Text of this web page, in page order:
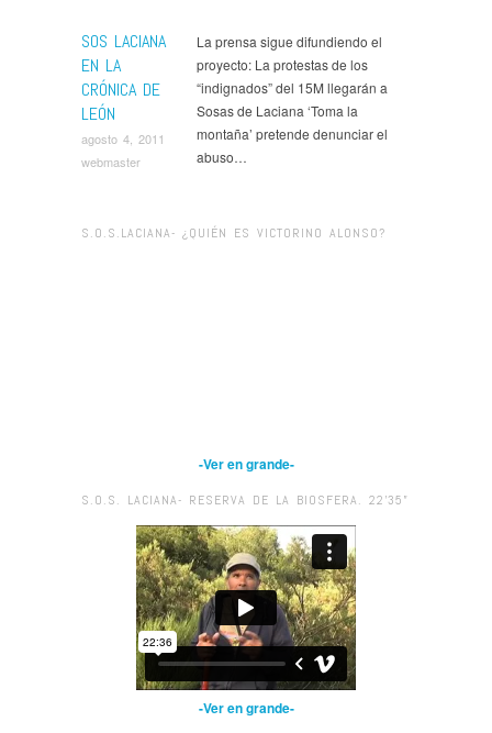
SOS LACIANA
EN LA
CRÓNICA DE
LEÓN
agosto 4, 2011
webmaster
La prensa sigue difundiendo el
proyecto: La protestas de los
“indignados” del 15M llegarán a
Sosas de Laciana ‘Toma la
montaña’ pretende denunciar el
abuso…
S.O.S.LACIANA- ¿QUIÉN ES VICTORINO ALONSO?
-Ver en grande-
S.O.S. LACIANA- RESERVA DE LA BIOSFERA. 22’35”
-Ver en grande-